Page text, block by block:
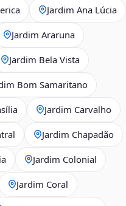
Jardim Ana Lúcia
Jardim Araruna
Jardim Bela Vista
Bom Samaritano
Jardim Carvalho
Jardim Chapadão
Jardim Colonial
Jardim Coral